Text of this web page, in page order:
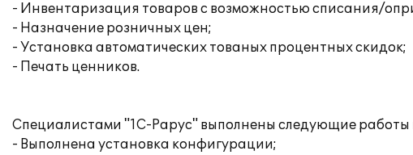
- Инвентаризация товаров с возможностью списания/
- Назначение розничных цен;
- Установка автоматических тованых процентных скидок;
- Печать ценников.
Специалистами "1С-Рарус" выполнены следующие
- Выполнена установка конфигурации;